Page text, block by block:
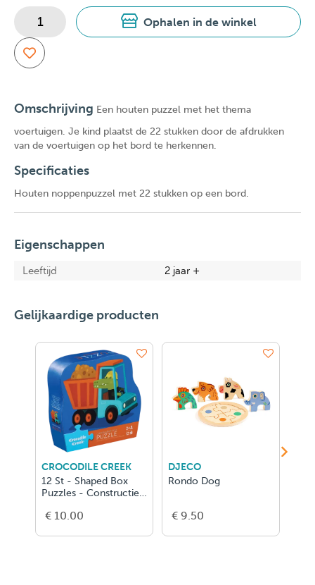
Ophalen in de winkel
Omschrijving Een houten puzzel met het thema
voertuigen. Je kind plaatst de 22 stukken door de afdrukken
van de voertuigen op het bord te herkennen.
Specificaties
Houten noppenpuzzel met 22 stukken op een bord.
Eigenschappen
Leeftijd 2 jaar +
Gelijkaardige producten
CROCODILE CREEK
12 St - Shaped Box
Puzzles - Constructie
€ 10.00
DJECO
Rondo Dog
€ 9.50